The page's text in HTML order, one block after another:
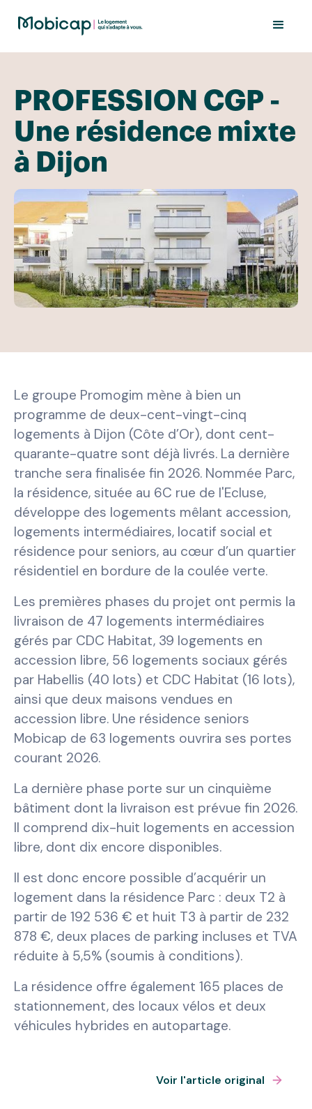
PROFESSION CGP -
Une résidence mixte
à Dijon
Le groupe Promogim mène à bien un
programme de deux-cent-vingt-cinq
logements à Dijon (Côte d’Or), dont cent-
quarante-quatre sont déjà livrés. La dernière
tranche sera finalisée fin 2026. Nommée Parc,
la résidence, située au 6C rue de l'Ecluse,
développe des logements mêlant accession,
logements intermédiaires, locatif social et
résidence pour seniors, au cœur d’un quartier
résidentiel en bordure de la coulée verte.
Les premières phases du projet ont permis la
livraison de 47 logements intermédiaires
gérés par CDC Habitat, 39 logements en
accession libre, 56 logements sociaux gérés
par Habellis (40 lots) et CDC Habitat (16 lots),
ainsi que deux maisons vendues en
accession libre. Une résidence seniors
Mobicap de 63 logements ouvrira ses portes
courant 2026.
La dernière phase porte sur un cinquième
bâtiment dont la livraison est prévue fin 2026.
Il comprend dix-huit logements en accession
libre, dont dix encore disponibles.
Il est donc encore possible d’acquérir un
logement dans la résidence Parc : deux T2 à
partir de 192 536 € et huit T3 à partir de 232
878 €, deux places de parking incluses et TVA
réduite à 5,5% (soumis à conditions).
La résidence offre également 165 places de
stationnement, des locaux vélos et deux
véhicules hybrides en autopartage.
Voir l'article original